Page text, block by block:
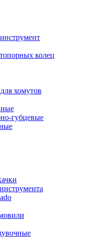
колец
хомутов
губцевые